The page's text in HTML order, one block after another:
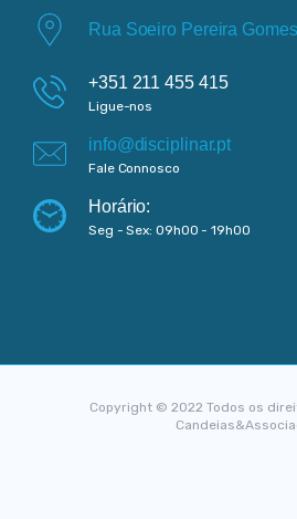
Rua Soeiro Pereira
+351 211 455 415
Ligue-nos
info@disciplinar.pt
Fale Connosco
Horário:
Seg - Sex: 09h00 - 19h00
Copyright © 2022 Todos os